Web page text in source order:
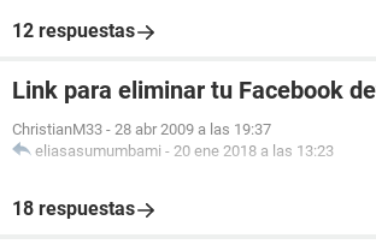
12 respuestas
Link para eliminar tu Facebook
ChristianM33 - 28 abr 2009 a las 19:37
eliasasumumbami - 20 ene 2018 a las 13:23
18 respuestas